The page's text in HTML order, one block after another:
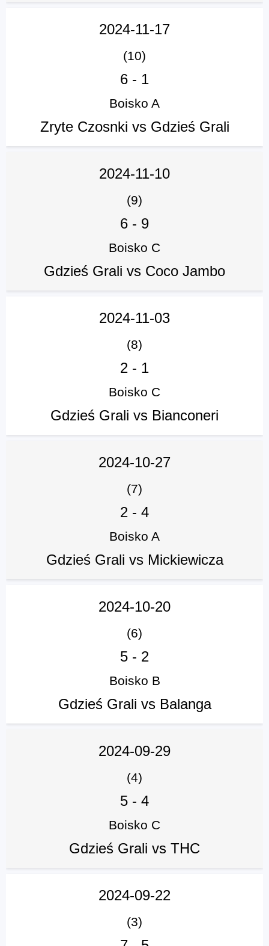
2024-11-17
(10)
6 - 1
Boisko A
Zryte Czosnki vs Gdzieś Grali
2024-11-10
(9)
6 - 9
Boisko C
Gdzieś Grali vs Coco Jambo
2024-11-03
(8)
2 - 1
Boisko C
Gdzieś Grali vs Bianconeri
2024-10-27
(7)
2 - 4
Boisko A
Gdzieś Grali vs Mickiewicza
2024-10-20
(6)
5 - 2
Boisko B
Gdzieś Grali vs Balanga
2024-09-29
(4)
5 - 4
Boisko C
Gdzieś Grali vs THC
2024-09-22
(3)